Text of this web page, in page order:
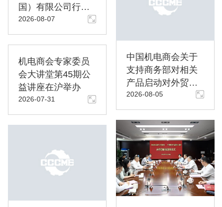
国）有限公司行长
兼首席执行官郑濬
一行
2026-08-07
中国机电商会关于
支持商务部对相关
产品启动对外贸易
国家安全调查的声
明
2026-08-05
机电商会专家委员
会大讲堂第45期公
益讲座在沪举办
2026-07-31